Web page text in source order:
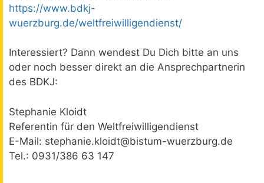
https://www.bdkj-
wuerzburg.de/weltfreiwilligendienst/
Interessiert? Dann wendest Du Dich bitte an uns
oder noch besser direkt an die Ansprechpartnerin
des BDKJ:
Stephanie Kloidt
Referentin für den Weltfreiwilligendienst
E-Mail: stephanie.kloidt@bistum-wuerzburg.de
Tel.: 0931/386 63 147